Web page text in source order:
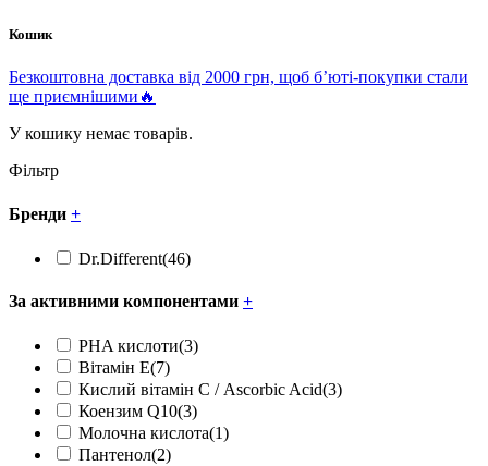
Кошик
Безкоштовна доставка від 2000 грн, щоб б’юті-покупки стали
ще приємнішими🔥
У кошику немає товарів.
Фільтр
Бренди +
Dr.Different(46)
За активними компонентами +
PHA кислоти(3)
Вітамін Е(7)
Кислий вітамін С / Ascorbic Acid(3)
Коензим Q10(3)
Молочна кислота(1)
Пантенол(2)